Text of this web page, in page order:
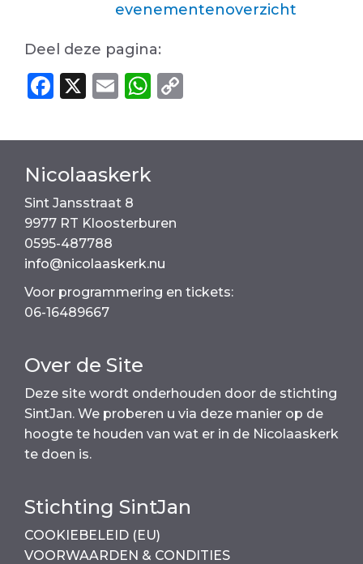
evenementenoverzicht
Deel deze pagina:
F
c
e
b
o
o
k
X
E
ai
l
W
a
A
p
p
Nicolaaskerk
Sint Jansstraat 8
9977 RT Kloosterburen
0595-487788
info@nicolaaskerk.nu
Voor programmering en tickets:
06-16489667
Over de Site
Deze site wordt onderhouden door de stichting
SintJan. We proberen u via deze manier op de
hoogte te houden van wat er in de Nicolaaskerk
te doen is.
Stichting SintJan
COOKIEBELEID (EU)
VOORWAARDEN & CONDITIES